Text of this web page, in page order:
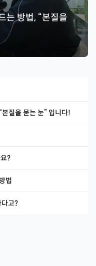
는 방법, “본질을
질을 묻는 눈” 입니다!
?
법
고?